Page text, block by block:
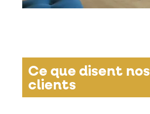
Ce que disent nos
clients